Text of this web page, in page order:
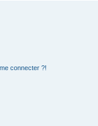
connecter ?!